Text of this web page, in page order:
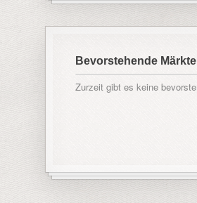
Bevorstehende Märkte
Zurzeit gibt es keine